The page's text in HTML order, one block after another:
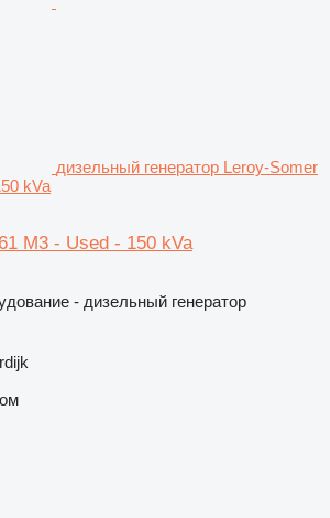
дизельный генератор Leroy-Somer
kVa
M3 - Used - 150 kVa
- дизельный генератор